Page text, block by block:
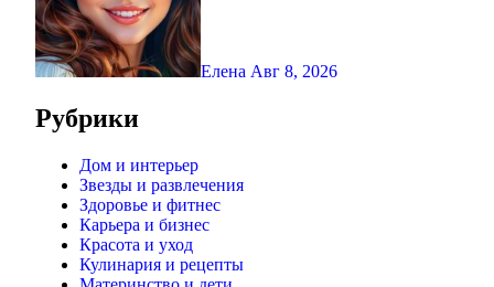
Елена Авг 8, 2026
Рубрики
Дом и интерьер
Звезды и развлечения
Здоровье и фитнес
Карьера и бизнес
Красота и уход
Кулинария и рецепты